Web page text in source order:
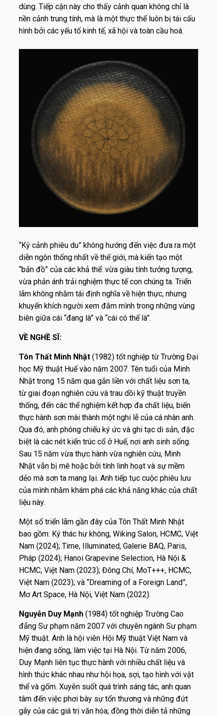
dùng. Tiếp cận này cho thấy cảnh quan không chỉ là
nền cảnh trung tính, mà là một thực thể luôn bị tái cấu
hình bởi các yếu tố kinh tế, xã hội và toàn cầu hoá.
“Kỳ cảnh phiêu du” không hướng đến việc đưa ra một
diễn ngôn thống nhất về thế giới, mà kiến tạo một
“bản đồ” của các khả thể: vừa giàu tính tưởng tượng,
vừa phản ánh trải nghiệm thực tế con chúng ta. Triển
lãm không nhằm tái định nghĩa về hiện thực, nhưng
khuyến khích người xem đắm mình trong những vùng
biên giữa cái “đang là” và “cái có thể là”.
VỀ NGHỀ SĨ:
Tôn Thất Minh Nhật (1982) tốt nghiệp từ Trường Đại
học Mỹ thuật Huế vào năm 2007. Tên tuổi của Minh
Nhật trong 15 năm qua gắn liền với chất liệu sơn ta,
từ giai đoạn nghiên cứu và trau dồi kỹ thuật truyền
thống, đến các thể nghiệm kết hợp đa chất liệu, biến
thực hành sơn mài thành một nghi lễ của cá nhân anh.
Qua đó, anh phóng chiếu ký ức và ghi tạc di sản, đặc
biệt là các nét kiến trúc cổ ở Huế, nơi anh sinh sống.
Sau 15 năm vừa thực hành vừa nghiên cứu, Minh
Nhật vẫn bị mê hoặc bởi tính linh hoạt và sự mềm
dẻo mà sơn ta mang lại. Anh tiếp tục cuộc phiêu lưu
của mình nhằm khám phá các khả năng khác của chất
liệu này.
Một số triển lãm gần đây của Tôn Thất Minh Nhật
bao gồm: Ký thác hư không, Wiking Salon, HCMC, Việt
Nam (2024); Time, Illuminated, Galerie BAQ, Paris,
Pháp (2024); Hanoi Grapevine Selection, Hà Nội &
HCMC, Việt Nam (2023); Đông Chí, MoT+++, HCMC,
Việt Nam (2023); và “Dreaming of a Foreign Land”,
Mơ Art Space, Hà Nội, Việt Nam (2022).
Nguyễn Duy Mạnh (1984) tốt nghiệp Trường Cao
đẳng Sư phạm năm 2007 với chuyên ngành Sư phạm
Mỹ thuật. Anh là hội viên Hội Mỹ thuật Việt Nam và
hiện đang sống, làm việc tại Hà Nội. Từ năm 2006,
Duy Mạnh liên tục thực hành với nhiều chất liệu và
hình thức khác nhau như hội họa, sợi, tạo hình với vật
thể và gốm. Xuyên suốt quá trình sáng tác, anh quan
tâm đến việc phơi bày sự tổn thương và những đứt
gãy của các giá trị văn hóa; đồng thời diễn tả những